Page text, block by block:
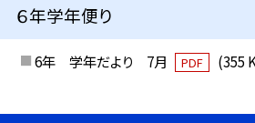
６年学年便り
6年 学年だより 7月 PDF (355